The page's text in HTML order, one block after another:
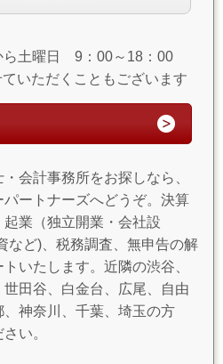
ら土曜日 9：00～18：00
いただくこともございます
会計事務所をお探しなら、
ートナーズへどうぞ。決算
業（独立開業・会社設
など)、税務調査、無申告の解
いたします。近隣の渋谷、
田谷、白金台、広尾、自由
神奈川、千葉、埼玉の方
い。